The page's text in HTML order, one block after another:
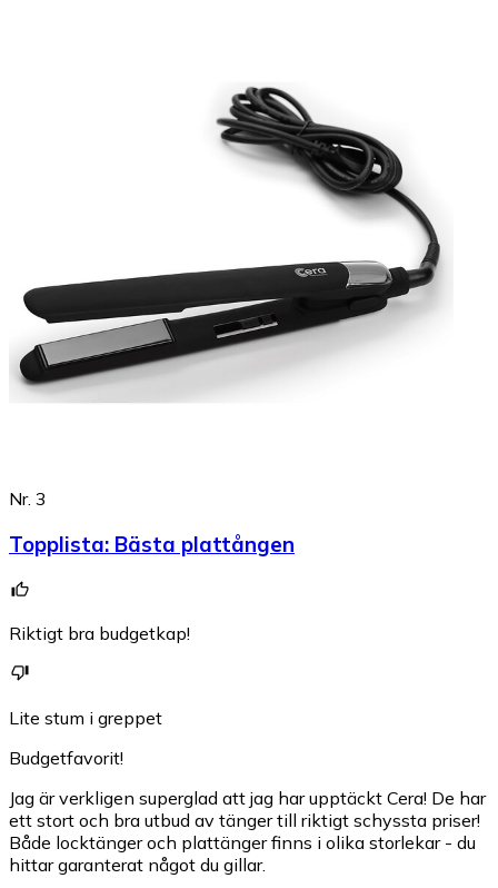
Nr. 3
Topplista: Bästa plattången
Riktigt bra budgetkap!
Lite stum i greppet
Budgetfavorit!
Jag är verkligen superglad att jag har upptäckt Cera! De har
ett stort och bra utbud av tänger till riktigt schyssta priser!
Både locktänger och plattänger finns i olika storlekar - du
hittar garanterat något du gillar.